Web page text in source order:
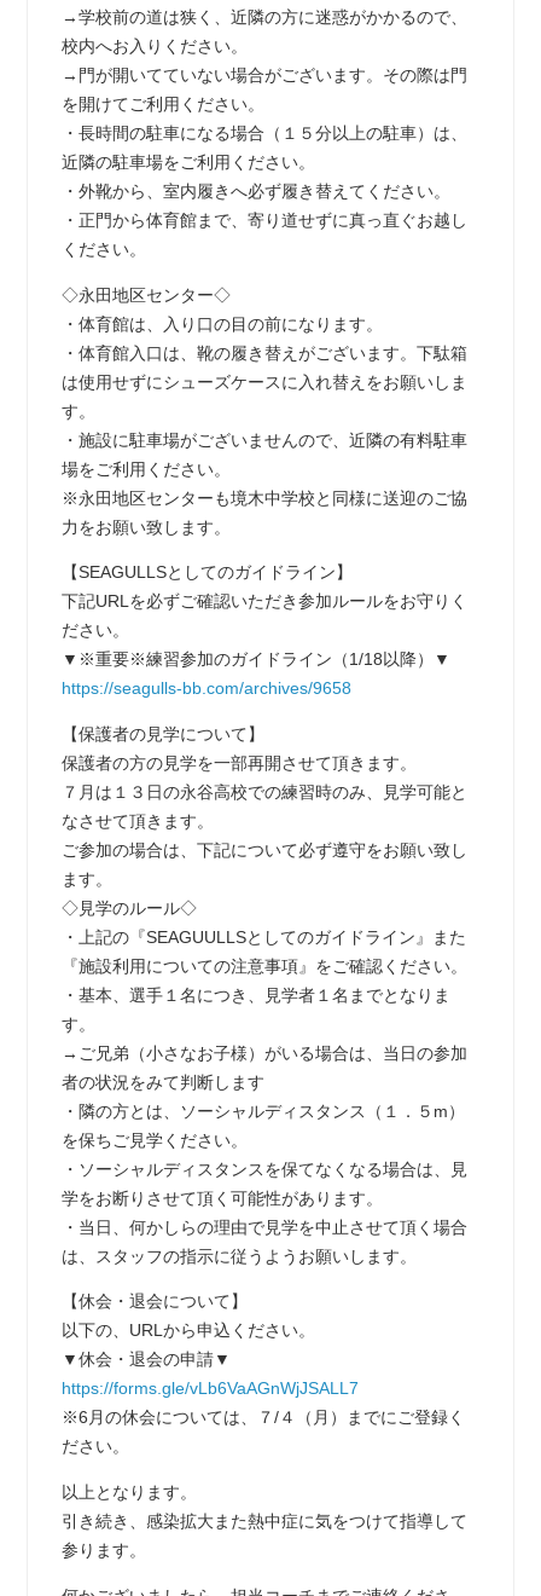
→学校前の道は狭く、近隣の方に迷惑がかかるので、
校内へお入りください。
→門が開いてていない場合がございます。その際は門
を開けてご利用ください。
・長時間の駐車になる場合（１５分以上の駐車）は、
近隣の駐車場をご利用ください。
・外靴から、室内履きへ必ず履き替えてください。
・正門から体育館まで、寄り道せずに真っ直ぐお越し
ください。
◇永田地区センター◇
・体育館は、入り口の目の前になります。
・体育館入口は、靴の履き替えがございます。下駄箱
は使用せずにシューズケースに入れ替えをお願いしま
す。
・施設に駐車場がございませんので、近隣の有料駐車
場をご利用ください。
※永田地区センターも境木中学校と同様に送迎のご協
力をお願い致します。
【SEAGULLSとしてのガイドライン】
下記URLを必ずご確認いただき参加ルールをお守りく
ださい。
▼※重要※練習参加のガイドライン（1/18以降）▼
https://seagulls-bb.com/archives/9658
【保護者の見学について】
保護者の方の見学を一部再開させて頂きます。
７月は１３日の永谷高校での練習時のみ、見学可能と
なさせて頂きます。
ご参加の場合は、下記について必ず遵守をお願い致し
ます。
◇見学のルール◇
・上記の『SEAGUULLSとしてのガイドライン』また
『施設利用についての注意事項』をご確認ください。
・基本、選手１名につき、見学者１名までとなりま
す。
→ご兄弟（小さなお子様）がいる場合は、当日の参加
者の状況をみて判断します
・隣の方とは、ソーシャルディスタンス（１．５m）
を保ちご見学ください。
・ソーシャルディスタンスを保てなくなる場合は、見
学をお断りさせて頂く可能性があります。
・当日、何かしらの理由で見学を中止させて頂く場合
は、スタッフの指示に従うようお願いします。
【休会・退会について】
以下の、URLから申込ください。
▼休会・退会の申請▼
https://forms.gle/vLb6VaAGnWjJSALL7
※6月の休会については、７/４（月）までにご登録く
ださい。
以上となります。
引き続き、感染拡大また熱中症に気をつけて指導して
参ります。